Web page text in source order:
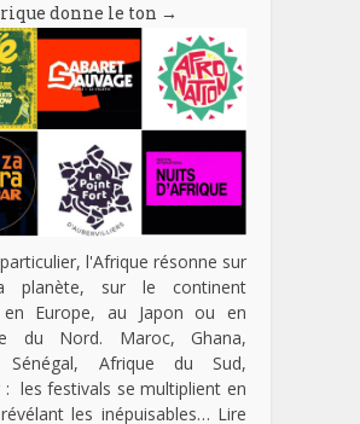
donne le ton →
l'Afrique résonne sur
planète, sur le continent
Europe, au Japon ou en
du Nord. Maroc, Ghana,
Sénégal, Afrique du Sud,
: les festivals se multiplient en
les inépuisables… Lire